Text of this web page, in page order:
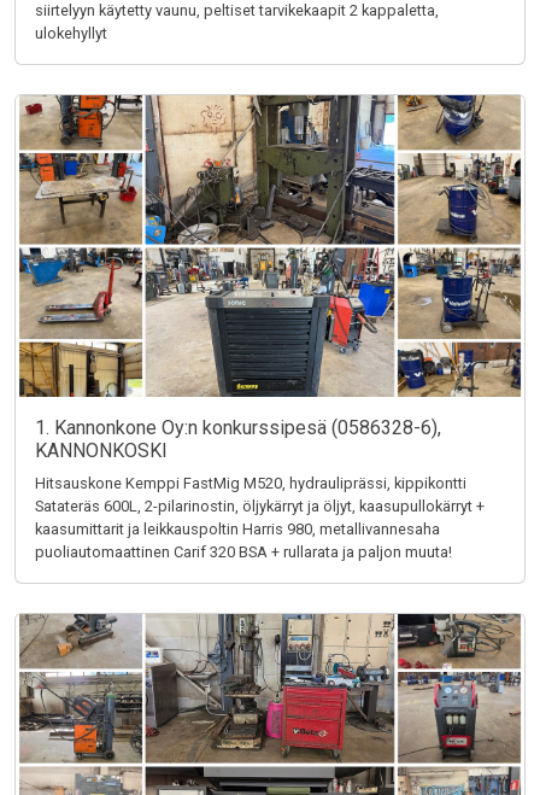
siirtelyyn käytetty vaunu, peltiset tarvikekaapit 2 kappaletta,
ulokehyllyt
1. Kannonkone Oy:n konkurssipesä (0586328-6),
KANNONKOSKI
Hitsauskone Kemppi FastMig M520, hydrauliprässi, kippikontti
Satateräs 600L, 2-pilarinostin, öljykärryt ja öljyt, kaasupullokärryt +
kaasumittarit ja leikkauspoltin Harris 980, metallivannesaha
puoliautomaattinen Carif 320 BSA + rullarata ja paljon muuta!